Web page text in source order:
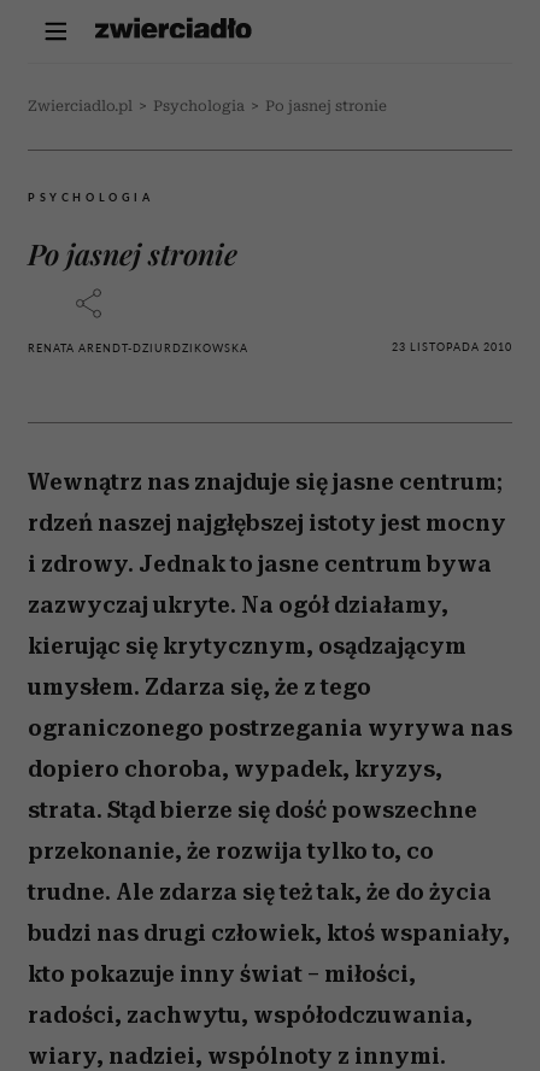
Zwierciadlo.pl > Psychologia > Po jasnej stronie
PSYCHOLOGIA
Po jasnej stronie
RENATA ARENDT-DZIURDZIKOWSKA 23 LISTOPADA 2010
Wewnątrz nas znajduje się jasne centrum;
rdzeń naszej najgłębszej istoty jest mocny
i zdrowy. Jednak to jasne centrum bywa
zazwyczaj ukryte. Na ogół działamy,
kierując się krytycznym, osądzającym
umysłem. Zdarza się, że z tego
ograniczonego postrzegania wyrywa nas
dopiero choroba, wypadek, kryzys,
strata. Stąd bierze się dość powszechne
przekonanie, że rozwija tylko to, co
trudne. Ale zdarza się też tak, że do życia
budzi nas drugi człowiek, ktoś wspaniały,
kto pokazuje inny świat – miłości,
radości, zachwytu, współodczuwania,
wiary, nadziei, wspólnoty z innymi.